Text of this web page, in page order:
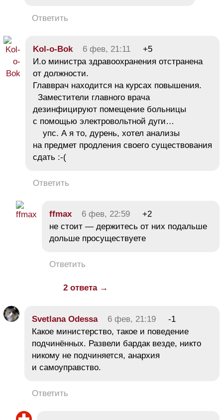
Ответить
Kol-o-Bok 6 фев, 21:11
+5
И.о министра здравоохранения отстранена
от должности.
Главврач находится на курсах повышения.
Заместители главного врача
дезинфицируют помещение больницы
с помощью электровольтной дуги…
упс. А я то, дурень, хотел анализы
на предмет продления своего существования
сдать :-(
Ответить
ffmax 6 фев, 22:59
+2
не стоит — держитесь от них подальше
дольше просуществуете
Ответить
2 ответа →
Svetlana Odessa 6 фев, 21:19
-1
Какое министерство, такое и поведение
подчинённых. Развели бардак везде, никто
никому не подчиняется, анархия
и самоуправство.
Ответить